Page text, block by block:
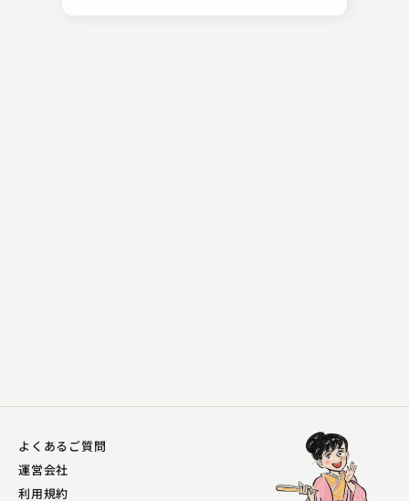
よくあるご質問
運営会社
利用規約